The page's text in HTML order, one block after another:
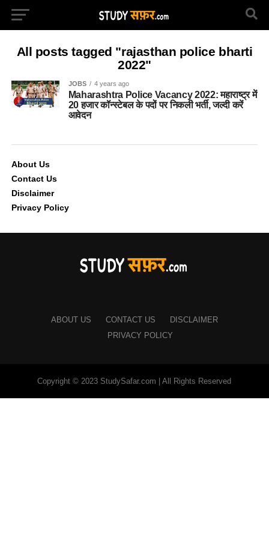
All posts tagged "rajasthan police bharti
2022"
JOBS 4 years ago
Maharashtra Police Vacancy 2022: महाराष्ट्र में
20 हजार कॉन्स्टेबल के पदों पर निकली भर्ती, जल्दी करें
आवेदन
About Us
Contact Us
Disclaimer
Privacy Policy
ABOUT US CONTACT US
DISCLAIMER
PRIVACY POLICY
Copyright © 2023 StudySafar.com | All Rights Reserved